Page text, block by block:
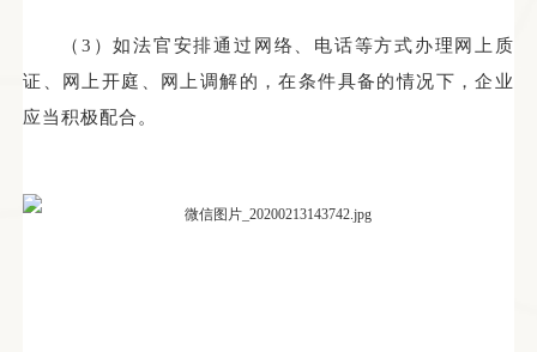
（ 3）如法官安排通过网络、电话等方式办理网上质
证、网上开庭、网上调解的，在条件具备的情况下，企业
应当积极配合。